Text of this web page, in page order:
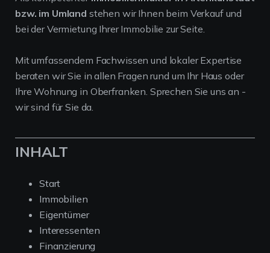
bzw. im Umland stehen wir Ihnen beim Verkauf und
bei der Vermietung Ihrer Immobilie zur Seite.
Mit umfassendem Fachwissen und lokaler Expertise
beraten wir Sie in allen Fragen rund um Ihr Haus oder
Ihre Wohnung in Oberfranken. Sprechen Sie uns an -
wir sind für Sie da.
INHALT
Start
Immobilien
Eigentümer
Interessenten
Finanzierung